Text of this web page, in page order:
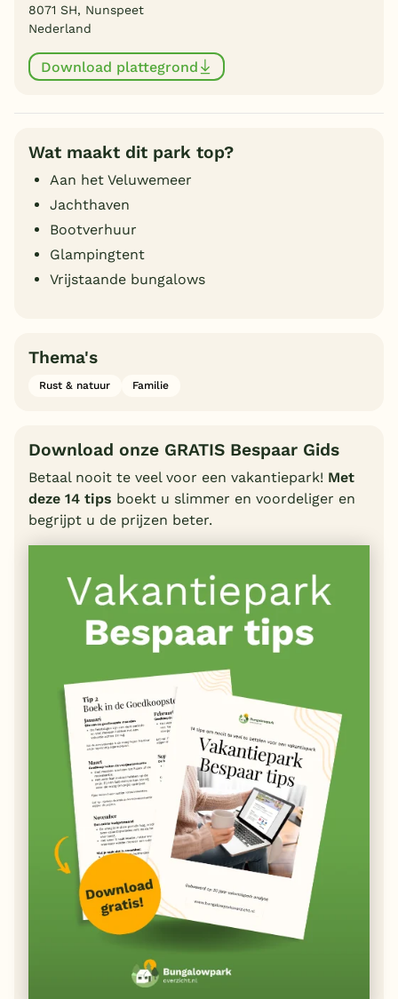
8071 SH, Nunspeet
Nederland
Download plattegrond
Wat maakt dit park top?
Aan het Veluwemeer
Jachthaven
Bootverhuur
Glampingtent
Vrijstaande bungalows
Thema's
Rust & natuur Familie
Download onze GRATIS Bespaar Gids
Betaal nooit te veel voor een vakantiepark! Met
deze 14 tips boekt u slimmer en voordeliger en
begrijpt u de prijzen beter.